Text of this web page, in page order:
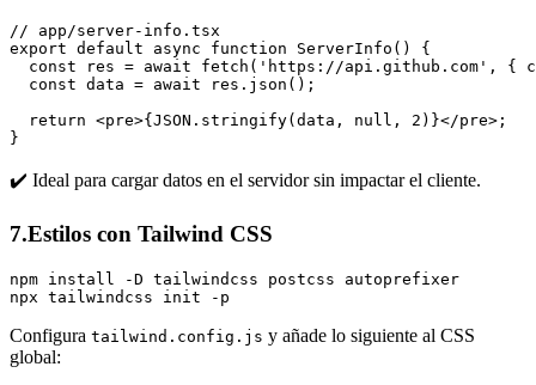
// app/server-info.tsx
export default async function ServerInfo() {
const res = await fetch('https://api.github.com', {
  const data = await res.json();
  return <pre>{JSON.stringify(data, null, 2)}</pre>;
}
✔️ Ideal para cargar datos en el servidor sin impactar el cliente.
7.Estilos con Tailwind CSS
npm install -D tailwindcss postcss autoprefixer
npx tailwindcss init -p
Configura tailwind.config.js y añade lo siguiente al CSS
global: